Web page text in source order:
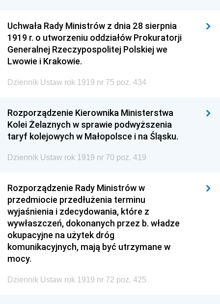
Uchwała Rady Ministrów z dnia 28 sierpnia
1919 r. o utworzeniu oddziałów Prokuratorji
Generalnej Rzeczypospolitej Polskiej we
Lwowie i Krakowie.
Dziennik Ustaw rok 1919 nr 75 poz. 434
Rozporządzenie Kierownika Ministerstwa
Kolei Żelaznych w sprawie podwyższenia
taryf kolejowych w Małopolsce i na Śląsku.
Dziennik Ustaw rok 1919 nr 70 poz. 419
Rozporządzenie Rady Ministrów w
przedmiocie przedłużenia terminu
wyjaśnienia i zdecydowania, które z
wywłaszczeń, dokonanych przez b. władze
okupacyjne na użytek dróg
komunikacyjnych, mają być utrzymane w
mocy.
Dziennik Ustaw rok 1919 nr 72 poz. 425